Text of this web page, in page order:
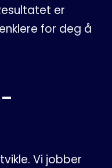
er
for deg å
Vi jobber